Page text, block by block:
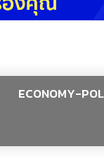
ECONOMY-